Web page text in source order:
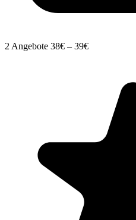
2 Angebote 38€ – 39€